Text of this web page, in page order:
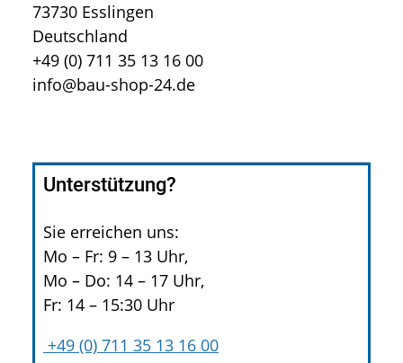
73730 Esslingen
Deutschland
+49 (0) 711 35 13 16 00
info@bau-shop-24.de
Unterstützung?
Sie erreichen uns:
Mo – Fr: 9 – 13 Uhr,
Mo – Do: 14 – 17 Uhr,
Fr: 14 – 15:30 Uhr
+49 (0) 711 35 13 16 00